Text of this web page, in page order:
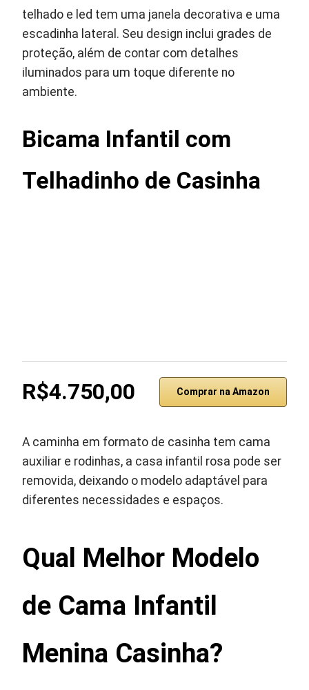
telhado e led tem uma janela decorativa e uma
escadinha lateral. Seu design inclui grades de
proteção, além de contar com detalhes
iluminados para um toque diferente no
ambiente.
Bicama Infantil com
Telhadinho de Casinha
R$4.750,00 Comprar na Amazon
A caminha em formato de casinha tem cama
auxiliar e rodinhas, a casa infantil rosa pode ser
removida, deixando o modelo adaptável para
diferentes necessidades e espaços.
Qual Melhor Modelo
de Cama Infantil
Menina Casinha?